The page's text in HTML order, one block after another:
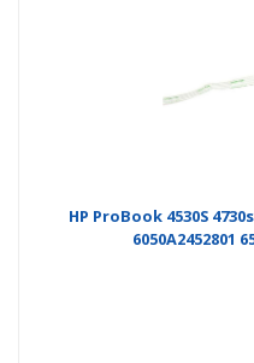
HP ProBook 4530S
6050A2452801